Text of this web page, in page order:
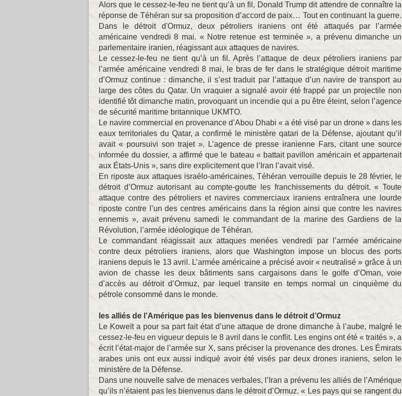
Alors que le cessez-le-feu ne tient qu’à un fil, Donald Trump dit attendre de connaître la
réponse de Téhéran sur sa proposition d’accord de paix… Tout en continuant la guerre.
Dans le détroit d'Ormuz, deux pétroliers iraniens ont été attaqués par l’armée
américaine vendredi 8 mai. « Notre retenue est terminée », a prévenu dimanche un
parlementaire iranien, réagissant aux attaques de navires.
Le cessez-le-feu ne tient qu’à un fil. Après l’attaque de deux pétroliers iraniens par
l’armée américaine vendredi 8 mai, le bras de fer dans le stratégique détroit maritime
d’Ormuz continue : dimanche, il s’est traduit par l’attaque d’un navire de transport au
large des côtes du Qatar. Un vraquier a signalé avoir été frappé par un projectile non
identifié tôt dimanche matin, provoquant un incendie qui a pu être éteint, selon l’agence
de sécurité maritime britannique UKMTO.
Le navire commercial en provenance d’Abou Dhabi « a été visé par un drone » dans les
eaux territoriales du Qatar, a confirmé le ministère qatari de la Défense, ajoutant qu’il
avait « poursuivi son trajet ». L’agence de presse iranienne Fars, citant une source
informée du dossier, a affirmé que le bateau « battait pavillon américain et appartenait
aux États-Unis », sans dire explicitement que l’Iran l’avait visé.
En riposte aux attaques israélo-américaines, Téhéran verrouille depuis le 28 février, le
détroit d’Ormuz autorisant au compte-goutte les franchissements du détroit. « Toute
attaque contre des pétroliers et navires commerciaux iraniens entraînera une lourde
riposte contre l’un des centres américains dans la région ainsi que contre les navires
ennemis », avait prévenu samedi le commandant de la marine des Gardiens de la
Révolution, l’armée idéologique de Téhéran.
Le commandant réagissait aux attaques menées vendredi par l’armée américaine
contre deux pétroliers iraniens, alors que Washington impose un blocus des ports
iraniens depuis le 13 avril. L’armée américaine a précisé avoir « neutralisé » grâce à un
avion de chasse les deux bâtiments sans cargaisons dans le golfe d’Oman, voie
d’accès au détroit d’Ormuz, par lequel transite en temps normal un cinquième du
pétrole consommé dans le monde.
les alliés de l’Amérique pas les bienvenus dans le détroit d’Ormuz
Le Koweït a pour sa part fait état d’une attaque de drone dimanche à l’aube, malgré le
cessez-le-feu en vigueur depuis le 8 avril dans le conflit. Les engins ont été « traités », a
écrit l’état-major de l’armée sur X, sans préciser la provenance des drones. Les Émirats
arabes unis ont eux aussi indiqué avoir été visés par deux drones iraniens, selon le
ministère de la Défense.
Dans une nouvelle salve de menaces verbales, l’Iran a prévenu les alliés de l’Amérique
qu’ils n’étaient pas les bienvenus dans le détroit d’Ormuz. « Les pays qui se rangent du